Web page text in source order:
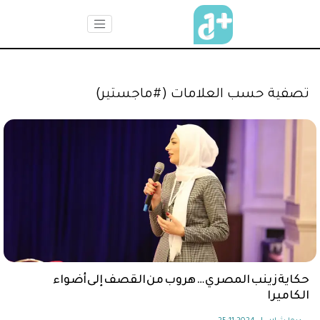
تصفية حسب العلامات (#ماجستير)
حكاية زينب المصري … هروب من القصف إلى أضواء
الكاميرا